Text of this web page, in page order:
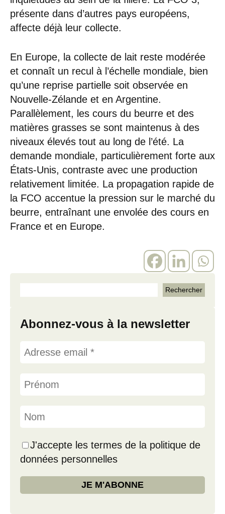
présente dans d’autres pays européens,
affecte déjà leur collecte.
En Europe, la collecte de lait reste modérée
et connaît un recul à l’échelle mondiale, bien
qu’une reprise partielle soit observée en
Nouvelle-Zélande et en Argentine.
Parallèlement, les cours du beurre et des
matières grasses se sont maintenus à des
niveaux élevés tout au long de l’été. La
demande mondiale, particulièrement forte aux
États-Unis, contraste avec une production
relativement limitée. La propagation rapide de
la FCO accentue la pression sur le marché du
beurre, entraînant une envolée des cours en
France et en Europe.
Abonnez-vous à la newsletter
J'accepte les termes de la politique de
données personnelles